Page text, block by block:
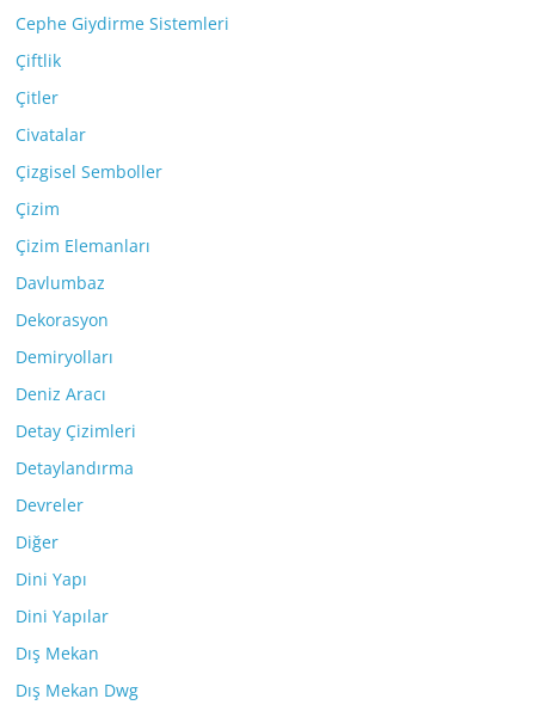
Cephe Giydirme Sistemleri
Çiftlik
Çitler
Civatalar
Çizgisel Semboller
Çizim
Çizim Elemanları
Davlumbaz
Dekorasyon
Demiryolları
Deniz Aracı
Detay Çizimleri
Detaylandırma
Devreler
Diğer
Dini Yapı
Dini Yapılar
Dış Mekan
Dış Mekan Dwg